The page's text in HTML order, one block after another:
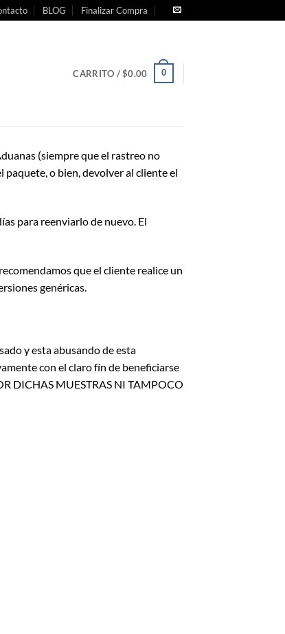
BLOG Finalizar Compra
CARRITO /$0.00 0
(siempre que el rastreo no
o bien, devolver al cliente el
para reenviarlo de nuevo. El
que el cliente realice un
genéricas.
y esta abusando de esta
con el claro fín de beneficiarse
DICHAS MUESTRAS NI TAMPOCO